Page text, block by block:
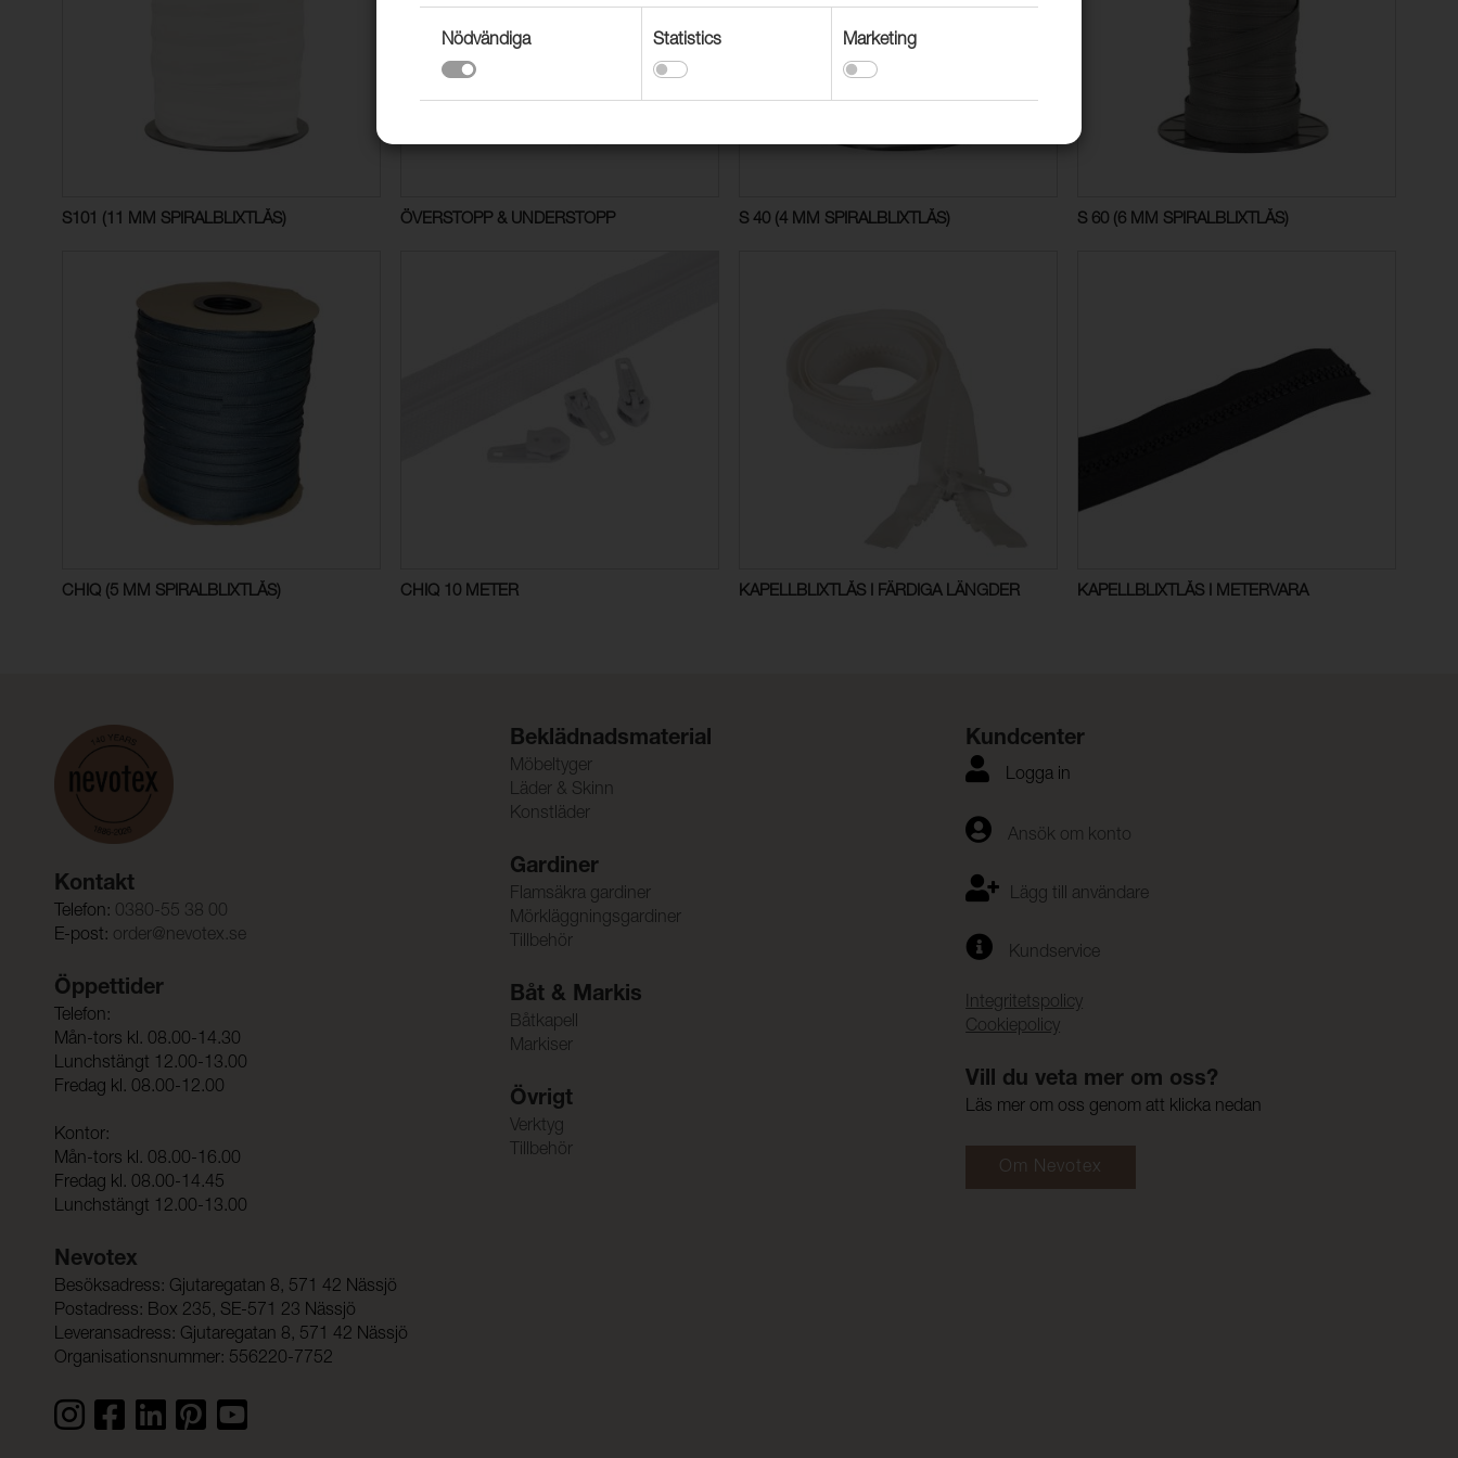
S101 (11 MM SPIRALBLIXTLÅS) ÖVERSTOPP & UNDERSTOPP S 40 (4 MM SPIRALBLIXTLÅS) S 60 (6 MM SPIRALBLIXTLÅS)
CHIQ (5 MM SPIRALBLIXTLÅS) CHIQ 10 METER KAPELLBLIXTLÅS I FÄRDIGA LÄNGDER KAPELLBLIXTLÅS I METERVARA
Kontakt
Telefon: 0380-55 38 00
E-post: order@nevotex.se
Öppettider
Telefon:
Mån-tors kl. 08.00-14.30
Lunchstängt 12.00-13.00
Fredag kl. 08.00-12.00
Kontor:
Mån-tors kl. 08.00-16.00
Fredag kl. 08.00-14.45
Lunchstängt 12.00-13.00
Nevotex
Besöksadress: Gjutaregatan 8, 571 42 Nässjö
Postadress: Box 235, SE-571 23 Nässjö
Leveransadress: Gjutaregatan 8, 571 42 Nässjö
Organisationsnummer: 556220-7752
Beklädnadsmaterial
Möbeltyger
Läder & Skinn
Konstläder
Gardiner
Flamsäkra gardiner
Mörkläggningsgardiner
Tillbehör
Båt & Markis
Båtkapell
Markiser
Övrigt
Verktyg
Tillbehör
Kundcenter
Logga in
Ansök om konto
Lägg till användare
Kundservice
Integritetspolicy
Cookiepolicy
Vill du veta mer om oss?
Läs mer om oss genom att klicka nedan
Om Nevotex
Nödvändiga Statistics Marketing